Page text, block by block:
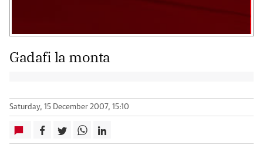
Gadafi la monta
Saturday, 15 December 2007, 15:10